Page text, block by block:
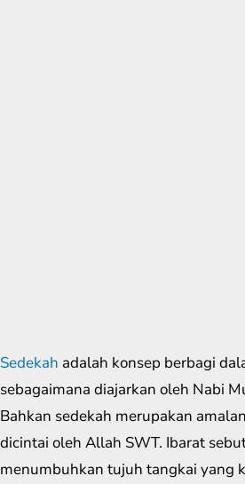
Sedekah adalah konsep berbagi
sebagaimana diajarkan oleh Nabi
Bahkan sedekah merupakan
dicintai oleh Allah SWT. Ibarat
menumbuhkan tujuh tangkai yang